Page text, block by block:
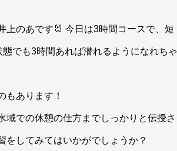
上のあです🐰 今日は3時間コースで、短
でも3時間あれば潜れるようになれちゃ
もあります！
での休憩の仕方までしっかりと伝授さ
をしてみてはいかがでしょうか？